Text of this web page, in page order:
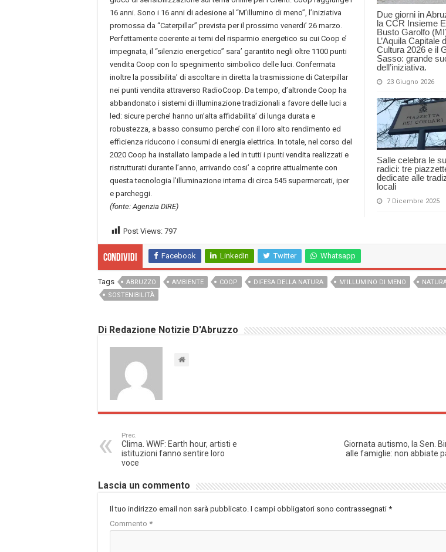
Due giorni in
la CCR Insieme
Busto Garolfo
L’Aquila Capitale
Cultura 2026 e il
Sasso: grande
dell’iniziativa.
23 Giugno 2026
Salle celebra le
radici: tre
dedicate alle
locali
7 Dicembre 2025
16 anni. Sono i 16 anni di adesione al “M’illumino di meno”, l’iniziativa
promossa da “Caterpillar” prevista per il prossimo venerdi’ 26 marzo.
Perfettamente coerente ai temi del risparmio energetico su cui Coop e’
impegnata, il “silenzio energetico” sara’ garantito negli oltre 1100 punti
vendita Coop con lo spegnimento simbolico delle luci. Confermata
inoltre la possibilita’ di ascoltare in diretta la trasmissione di Caterpillar
nei punti vendita attraverso RadioCoop. Da tempo, d’altronde Coop ha
abbandonato i sistemi di illuminazione tradizionali a favore delle luci a
led: sicure perche’ hanno un’alta affidabilita’ di lunga durata e
robustezza, a basso consumo perche’ con il loro alto rendimento ed
efficienza riducono i consumi di energia elettrica. In totale, nel corso del
2020 Coop ha installato lampade a led in tutti i punti vendita realizzati e
ristrutturati durante l’anno, arrivando cosi’ a coprire attualmente con
questa tecnologia l’illuminazione interna di circa 545 supermercati, iper
e parcheggi.
(fonte: Agenzia DIRE)
Post Views: 797
Condividi Facebook LinkedIn Twitter Whatsapp
Tags ABRUZZO AMBIENTE COOP DIFESA DELLA NATURA M'ILLUMINO DI MENO
SOSTENIBILITÀ
Di Redazione Notizie D'Abruzzo
Prec.
Clima. WWF: Earth hour, artisti e
istituzioni fanno sentire loro
voce
Giornata autismo, la Sen.
alle famiglie: non abbiate
Lascia un commento
Il tuo indirizzo email non sarà pubblicato. I campi obbligatori sono contrassegnati *
Commento *